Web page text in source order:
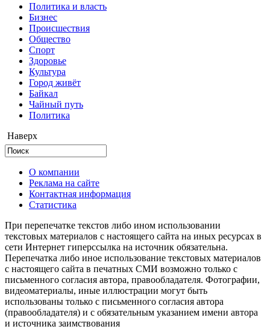
Политика и власть
Бизнес
Происшествия
Общество
Cпорт
Здоровье
Культура
Город живёт
Байкал
Чайный путь
Политика
Наверх
О компании
Реклама на сайте
Контактная информация
Статистика
При перепечатке текстов либо ином использовании
текстовых материалов с настоящего сайта на иных ресурсах в
сети Интернет гиперссылка на источник обязательна.
Перепечатка либо иное использование текстовых материалов
с настоящего сайта в печатных СМИ возможно только с
письменного согласия автора, правообладателя. Фотографии,
видеоматериалы, иные иллюстрации могут быть
использованы только с письменного согласия автора
(правообладателя) и с обязательным указанием имени автора
и источника заимствования